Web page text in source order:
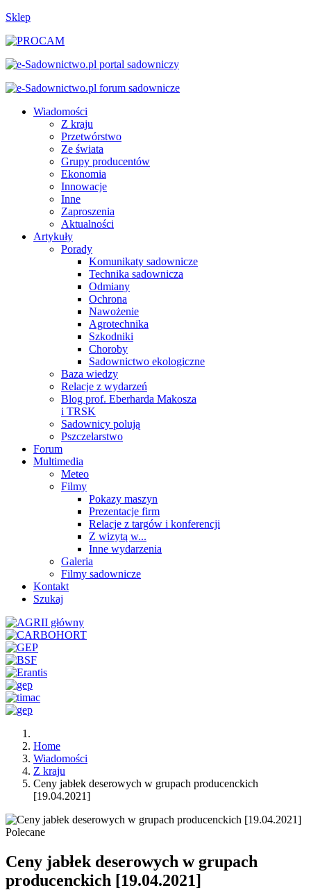
Sklep
Wiadomości
Z kraju
Przetwórstwo
Ze świata
Grupy producentów
Ekonomia
Innowacje
Inne
Zaproszenia
Aktualności
Artykuły
Porady
Komunikaty sadownicze
Technika sadownicza
Odmiany
Ochrona
Nawożenie
Agrotechnika
Szkodniki
Choroby
Sadownictwo ekologiczne
Baza wiedzy
Relacje z wydarzeń
Blog prof. Eberharda Makosza
i TRSK
Sadownicy polują
Pszczelarstwo
Forum
Multimedia
Meteo
Filmy
Pokazy maszyn
Prezentacje firm
Relacje z targów i konferencji
Z wizytą w...
Inne wydarzenia
Galeria
Filmy sadownicze
Kontakt
Szukaj
Home
Wiadomości
Z kraju
Ceny jabłek deserowych w grupach producenckich
[19.04.2021]
Polecane
Ceny jabłek deserowych w grupach
producenckich [19.04.2021]